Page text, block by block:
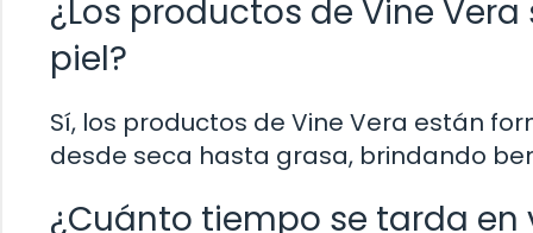
¿Los productos de Vine
piel?
Sí, los productos de Vine Vera están
desde seca hasta grasa, brindando
¿Cuánto tiempo se tarda